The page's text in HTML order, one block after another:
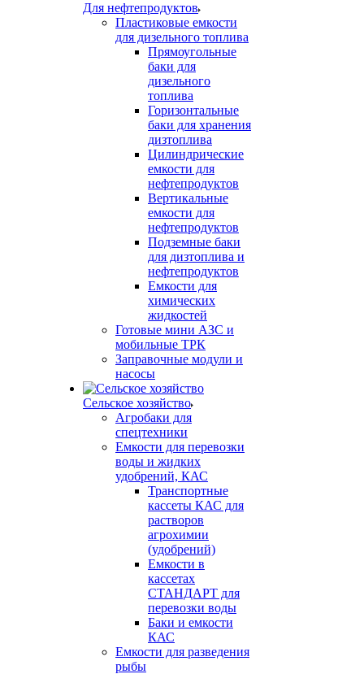
Для нефтепродуктов
Пластиковые емкости
для дизельного топлива
Прямоугольные
баки для
дизельного
топлива
Горизонтальные
баки для хранения
дизтоплива
Цилиндрические
емкости для
нефтепродуктов
Вертикальные
емкости для
нефтепродуктов
Подземные баки
для дизтоплива и
нефтепродуктов
Емкости для
химических
жидкостей
Готовые мини АЗС и
мобильные ТРК
Заправочные модули и
насосы
Сельское хозяйство
Агробаки для
спецтехники
Емкости для перевозки
воды и жидких
удобрений, КАС
Транспортные
кассеты КАС для
растворов
агрохимии
(удобрений)
Емкости в
кассетах
СТАНДАРТ для
перевозки воды
Баки и емкости
КАС
Емкости для разведения
рыбы